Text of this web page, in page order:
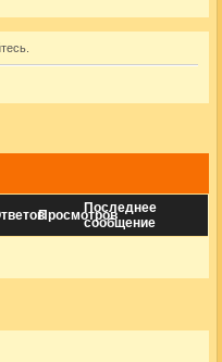
.
ПросмотровПоследнее
сообщение